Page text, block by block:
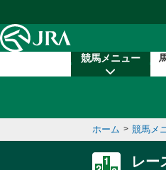
競馬メニュー
ホーム > 競馬メ
レー